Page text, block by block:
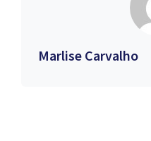
Marlise Carvalho